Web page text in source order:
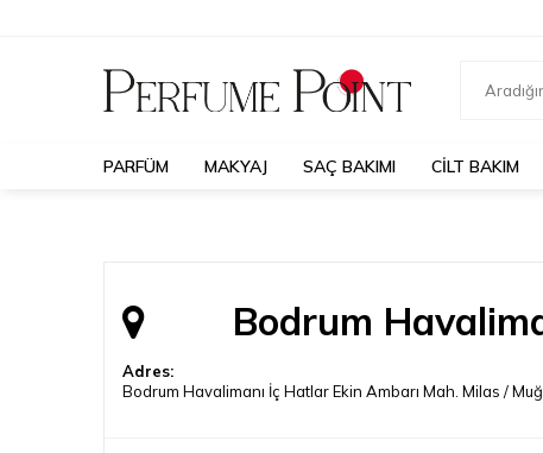
PARFÜM MAKYAJ SAÇ BAKIMI CILT BAKIM
Bodrum
Adres:
Bodrum Havalimanı İç Hatlar Ekin Ambarı Mah. Milas /